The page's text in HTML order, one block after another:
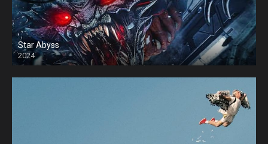
Star Abyss
2024